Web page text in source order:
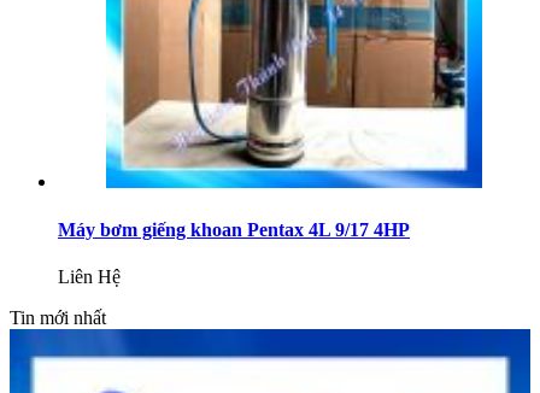
Máy bơm giếng khoan Pentax 4L 9/17 4HP
Liên Hệ
Tin mới nhất